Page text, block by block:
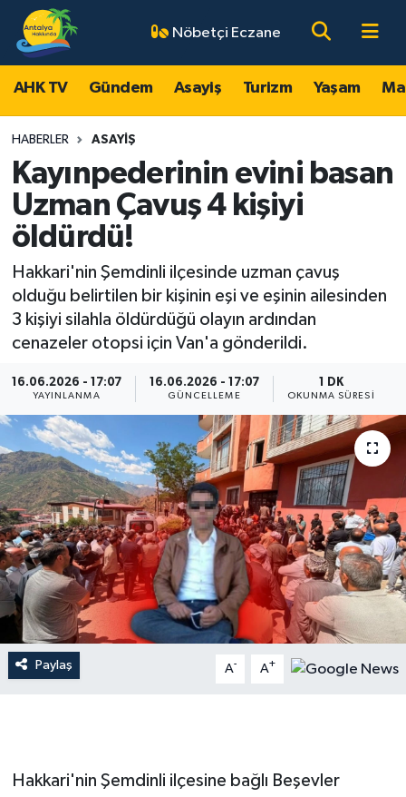
Nöbetçi Eczane
AHK TV Gündem Asayiş Turizm Yaşam
HABERLER ASAYIŞ
Kayınpederinin evini basan
Uzman Çavuş 4 kişiyi
öldürdü!
Hakkari'nin Şemdinli ilçesinde uzman çavuş
olduğu belirtilen bir kişinin eşi ve eşinin ailesinden
3 kişiyi silahla öldürdüğü olayın ardından
cenazeler otopsi için Van'a gönderildi.
16.06.2026 - 17:07
YAYINLANMA
16.06.2026 - 17:07
GÜNCELLEME
1 DK
OKUNMA SÜRESI
Paylaş A- A+
Hakkari'nin Şemdinli ilçesine bağlı Beşevler
AHK TV
Gündem
Turizm
Magazin
Ekonomi
Spor
Dünya
Resmi Reklamlar
Antalya Nöbetçi Eczaneler
Antalya Hava Durumu
Antalya Namaz Vakitleri
Antalya Trafik Yoğunluk Haritası
Tüm Manşetler
Son Dakika Haberleri
Haber Arşivi